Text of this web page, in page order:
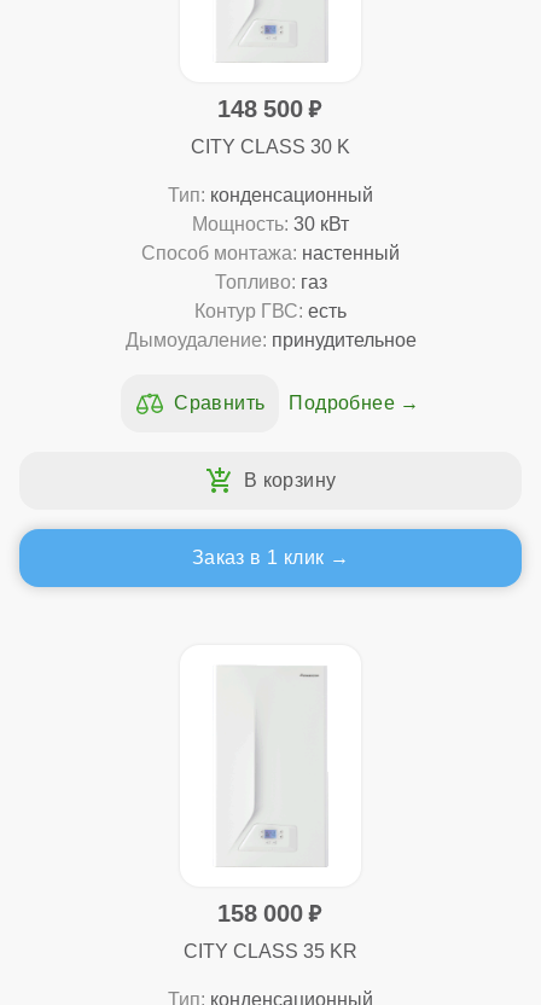
148 500
CITY CLASS 30 K
Тип: конденсационный
Мощность: 30 кВт
Способ монтажа: настенный
Топливо: газ
Контур ГВС: есть
Дымоудаление: принудительное
Подробнее
Заказ в 1 клик
158 000
CITY CLASS 35 KR
Тип: конденсационный